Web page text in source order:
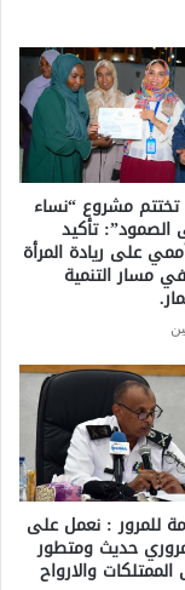
تختتم مشروع “نساء
الصمود”: تأكيد
على ريادة المرأة
مسار التنمية
للمرور : نعمل على
حديث ومتطور
والارواح